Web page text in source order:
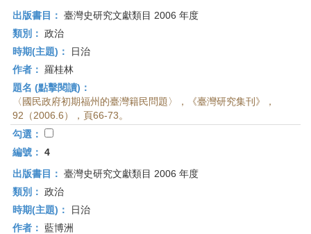
出版書目： 臺灣史研究文獻類目 2006 年度
類別： 政治
時期(主題)：
日治
作者： 羅桂林
題名 (點擊閱讀)：
〈國民政府初期福州的臺灣籍民問題〉，《臺灣研究集刊》，
92（2006.6），頁66-73。
勾選：
編號： 4
出版書目： 臺灣史研究文獻類目 2006 年度
類別： 政治
時期(主題)：
日治
作者： 藍博洲